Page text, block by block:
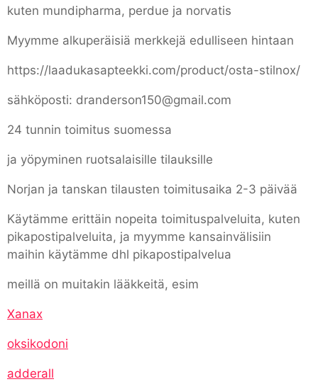
kuten mundipharma, perdue ja norvatis
Myymme alkuperäisiä merkkejä edulliseen hintaan
https://laadukasapteekki.com/product/osta-stilnox/
sähköposti: dranderson150@gmail.com
24 tunnin toimitus suomessa
ja yöpyminen ruotsalaisille tilauksille
Norjan ja tanskan tilausten toimitusaika 2-3 päivää
Käytämme erittäin nopeita toimituspalveluita, kuten
pikapostipalveluita, ja myymme kansainvälisiin
maihin käytämme dhl pikapostipalvelua
meillä on muitakin lääkkeitä, esim
Xanax
oksikodoni
adderall